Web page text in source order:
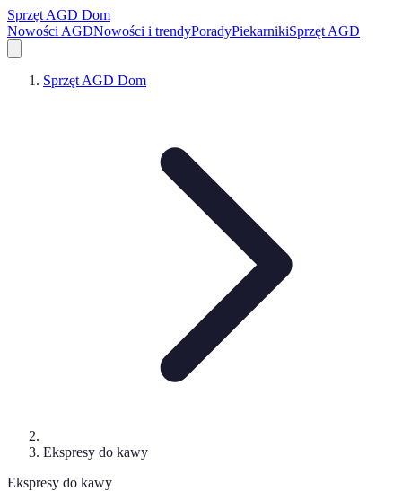
Sprzęt AGD Dom
Nowości AGDNowości i trendyPoradyPiekarnikiSprzęt AGD
Sprzęt AGD Dom
Ekspresy do kawy
Ekspresy do kawy